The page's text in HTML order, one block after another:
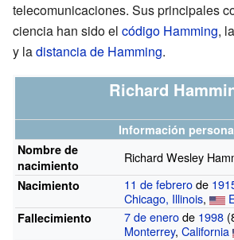
telecomunicaciones. Sus principales
ciencia han sido el código Hamming, la
y ladistancia de Hamming.
Richard
Información
Nombre de
nacimiento
Richard Wesley
Nacimiento 11 de febrerode
Chicago, Illinois,
Fallecimiento 7 de enerode 1998
Monterrey,California